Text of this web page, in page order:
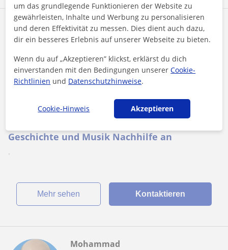
22€/h 1. Lektion kostenlos
Johanna
Lohfelden, Kaufungen, Nieste,...
Geschichte und Musik Nachhilfe an
.
Mehr sehen Kontaktieren
Mohammad
um das grundlegende Funktionieren der Website zu
gewährleisten, Inhalte und Werbung zu personalisieren
und deren Effektivität zu messen. Dies dient auch dazu,
dir ein besseres Erlebnis auf unserer Webseite zu bieten.
Wenn du auf „Akzeptieren” klickst, erklärst du dich
einverstanden mit den Bedingungen unsererCookie-
Richtlinien und Datenschutzhinweise.
Cookie-Hinweis Akzeptieren